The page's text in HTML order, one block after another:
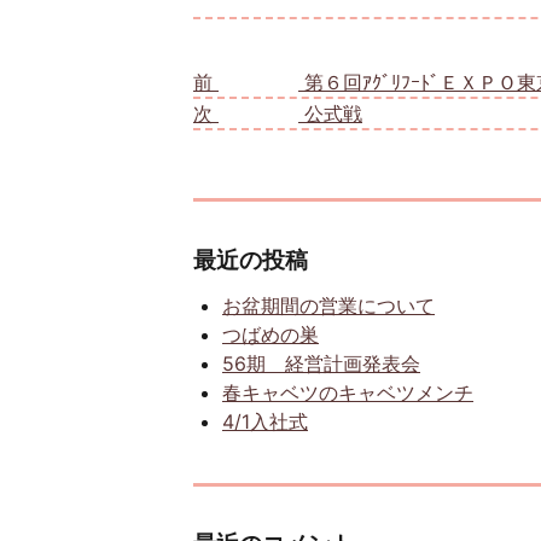
前
第６回ｱｸﾞﾘﾌｰﾄﾞＥＸＰＯ
次
公式戦
最近の投稿
お盆期間の営業について
つばめの巣
56期 経営計画発表会
春キャベツのキャベツメンチ
4/1入社式